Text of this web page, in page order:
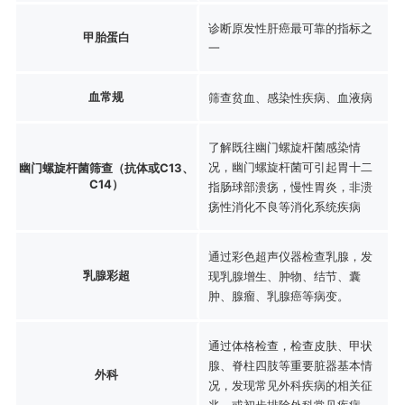
甲胎蛋白
诊断原发性肝癌最可靠的指标之
一
血常规 筛查贫血、感染性疾病、血液病
幽门螺旋杆菌筛查（抗体或C13、
C14）
了解既往幽门螺旋杆菌感染情
况，幽门螺旋杆菌可引起胃十二
指肠球部溃疡，慢性胃炎，非溃
疡性消化不良等消化系统疾病
乳腺彩超
通过彩色超声仪器检查乳腺，发
现乳腺增生、肿物、结节、囊
肿、腺瘤、乳腺癌等病变。
外科
通过体格检查，检查皮肤、甲状
腺、脊柱四肢等重要脏器基本情
况，发现常见外科疾病的相关征